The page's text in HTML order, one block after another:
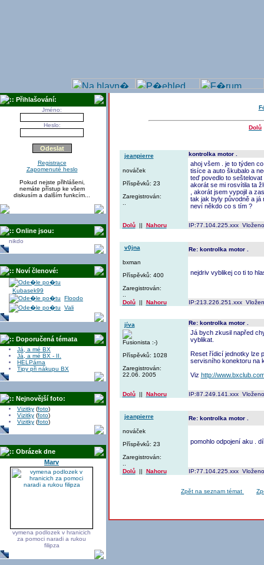
:: Přihlašování:
Jméno:
Heslo:
Registrace
Zapomenuté heslo
Pokud nejste přihlášeni,
nemáte přístup ke všem
diskusím a dalším funkcím...
:: Online jsou:
nikdo
:: Noví členové:
Kubasek99
Floodo
Vali
:: Doporučená témata
Já, a mé BX
Já, a mé BX - II.
HELPárna
Tipy při nákupu BX
:: Nejnovější foto:
Vizitky (foto)
Vizitky (foto)
Vizitky (foto)
:: Obrázek dne
Marv
vymena podlozek v hranicich
za pomoci naradi a rukou
filipza
Dolů
jeanpierre
nováček
Příspěvků: 23
Zaregistrován:
kontrolka motor .
ahoj všem . je to týden
tisíce a auto škubalo a
teď povedlo to
akorát se mi rosvítila ta
, akorát jsem vypojil a
tak jak byly původně a já
neví někdo co s tím ?
Dolů|| Nahoru IP:77.104.225.xxx
v0jna
bxman
Příspěvků: 400
Zaregistrován:
Re: kontrolka motor .
nejdriv vyblikej co ti to
Dolů|| Nahoru IP:213.226.251.xxx
jíva
Fusionista :-)
Příspěvků: 1028
Zaregistrován:
22.06. 2005
Re: kontrolka motor .
Já bych zkusil napřed
vyblikat.
Reset řídicí jednotky lze
servisního konektoru na
Viz http://
Dolů|| Nahoru IP:87.249.141.xxx
jeanpierre
nováček
Příspěvků: 23
Zaregistrován:
Re: kontrolka motor .
pomohlo odpojení aku .
Dolů|| Nahoru IP:77.104.225.xxx
Zpět na seznam témat